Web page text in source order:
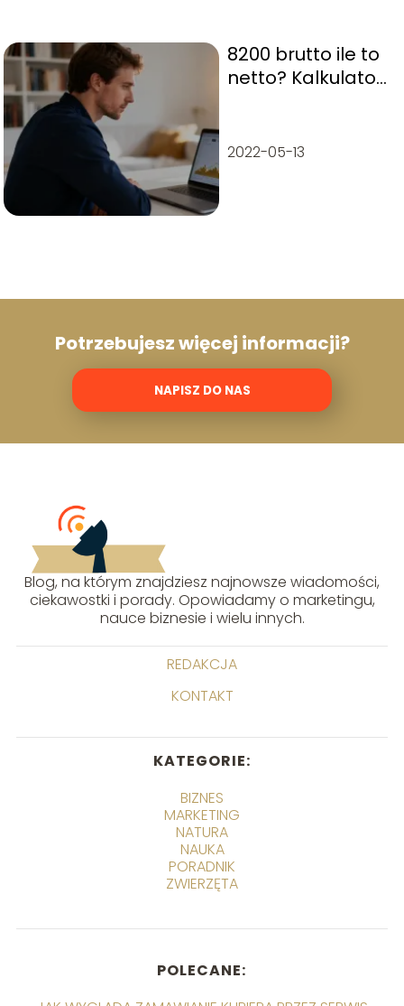
8200 brutto ile to
netto? Kalkulator
2022-05-13
Potrzebujesz więcej informacji?
NAPISZ DO NAS
Blog, na którym znajdziesz najnowsze wiadomości,
ciekawostki i porady. Opowiadamy o marketingu,
nauce biznesie i wielu innych.
REDAKCJA
KONTAKT
KATEGORIE:
BIZNES
MARKETING
NATURA
NAUKA
PORADNIK
ZWIERZĘTA
POLECANE: